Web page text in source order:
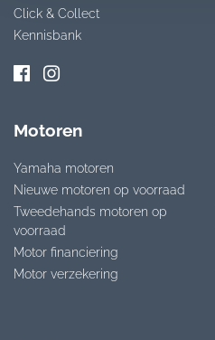
Click & Collect
Kennisbank
Motoren
Yamaha motoren
Nieuwe motoren op voorraad
Tweedehands motoren op
voorraad
Motor financiering
Motor verzekering